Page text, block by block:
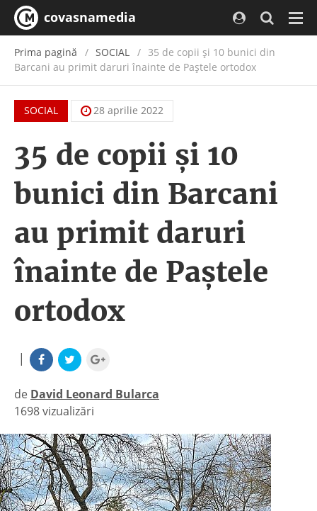
covasnamedia
Prima pagină SOCIAL
35 de copii și 10 bunici din
Barcani au primit daruri înainte de Paștele ortodox
SOCIAL 28 aprilie 2022
35 de copii și 10
bunici din Barcani
au primit daruri
înainte de Paștele
ortodox
|
de David Leonard Bularca
|
1698 vizualizări